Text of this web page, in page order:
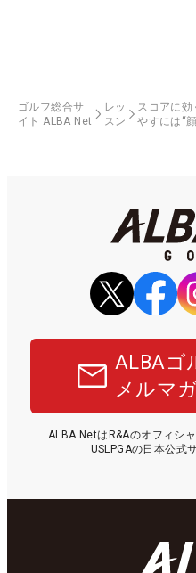
ゴルフ総合サ
イト ALBA Net
レッ
スン
スコアに
やすには“
ALBAゴ
メルマ
ALBA NetはR&Aのオフィシ
USLPGAの日本公式